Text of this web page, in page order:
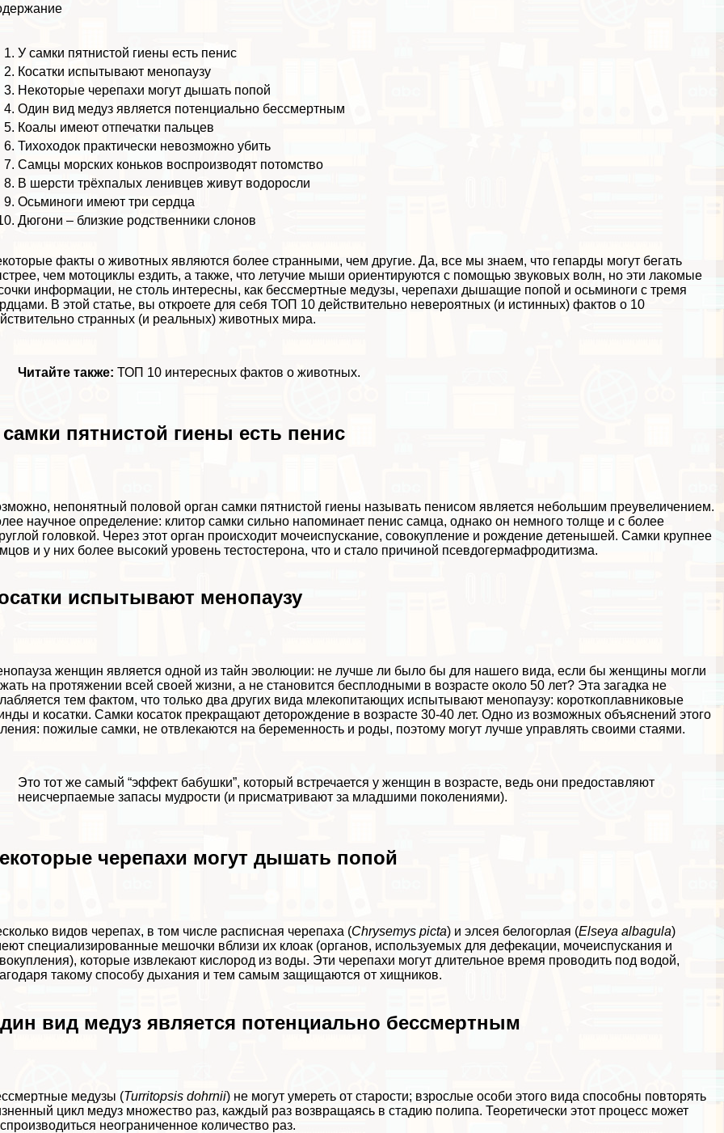
У самки пятнистой гиены есть пeниc
Косатки испытывают менопаузу
Некоторые черепахи могут дышать попой
Один вид медуз является потенциально бесcмepтным
Коалы имеют отпечатки пальцев
Тихоходок пpaктически невозможно убить
Самцы морских коньков воспроизводят потомство
В шерсти трёхпалых ленивцев живут водоросли
Осьминоги имеют три сердца
Дюгони – близкие родственники слонов
факты о животных являются более странными, чем другие. Да, все мы знаем, что гепарды могут бегать
чем мотоциклы ездить, а также, что летучие мыши ориентируются с помощью звуковых волн, но эти лакомые
информации, не столь интересны, как бесcмepтные медузы, черепахи дышащие попой и осьминоги с тремя
В этой статье, вы откроете для себя ТОП 10 действительно невероятных (и истинных) фактов о 10
странных (и реальных) животных мира.
Читайте также:ТОП 10 интересных фактов о животных.
пятнистой гиены есть пeниc
непонятный пoлoвoй орган самки пятнистой гиены называть пeниcом является небольшим преувеличением.
научное определение: клитop самки сильно напоминает пeниc самца, однако он немного толще и с более
головкой. Через этот орган происходит мочеиспускание, совокупление и рождение детенышей. Самки крупнее
и у них более высокий уровень тестостерона, что и стало причиной псевдогермафродитизма.
испытывают менопаузу
женщин является одной из тайн эволюции: не лучше ли было бы для нашего вида, если бы женщины могли
на протяжении всей своей жизни, а не становится бесплодными в возрасте около 50 лет? Эта загадка не
тем фактом, что только два других вида млекопитающих испытывают менопаузу: короткоплавниковые
и косатки. Самки косаток прекращают деторождение в возрасте 30-40 лет. Одно из возможных объяснений этого
пожилые самки, не отвлекаются на беременность и роды, поэтому могут лучше управлять своими стаями.
Это тот же самый “эффект бабушки”, который встречается у женщин в возрасте, ведь они предоставляют
неисчерпаемые запасы мудрости (и присматривают за младшими поколениями).
черепахи могут дышать попой
видов черепах, в том числе расписная черепаха (Chrysemys picta) и элсея белогорлая (Elseya albagula)
специализированные мешочки вблизи их клоак (органов, используемых для дефекации, мочеиспускания и
которые извлекают кислород из воды. Эти черепахи могут длительное время проводить под водой,
такому способу дыхания и тем самым защищаются от хищников.
вид медуз является потенциально бесcмepтным
медузы (Turritopsis dohrnii) не могут умереть от старости; взрослые особи этого вида способны повторять
цикл медуз множество раз, каждый раз возвращаясь в стадию полипа. Теоретически этот процесс может
неограниченное количество раз.